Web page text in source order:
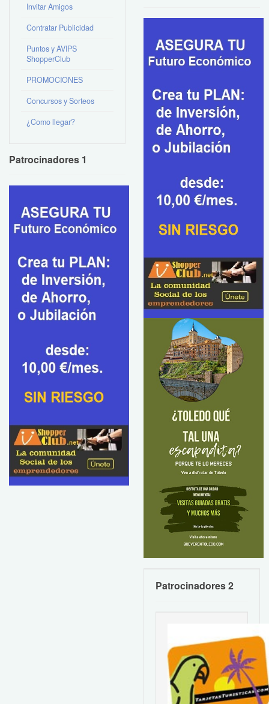
Invitar Amigos
Contratar Publicidad
Puntos y AVIPS
ShopperClub
PROMOCIONES
Concursos y Sorteos
¿Como llegar?
Patrocinadores 1
Patrocinadores 2